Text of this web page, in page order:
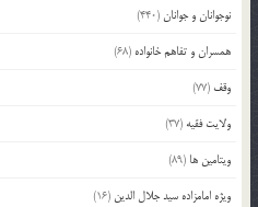
نوجوانان و جوانان(440)
همسران و تفاهم خانواده (68)
وقف (77)
ولایت فقیه (37)
ویتامین ها (89)
ویژه امامزاده سید جلال الدین (16)